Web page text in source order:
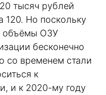
тысяч рублей
120. Но поскольку
объёмы ОЗУ
бесконечно
со временем стали
к
и к 2020-му году